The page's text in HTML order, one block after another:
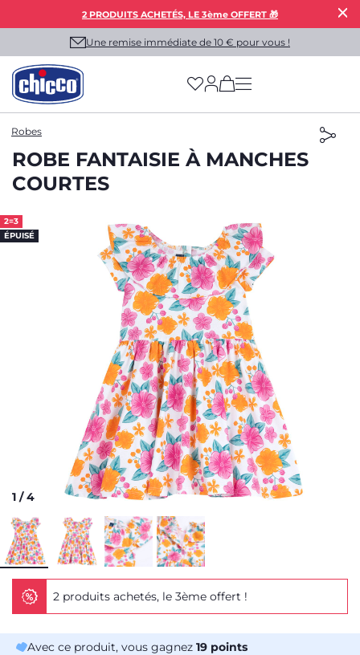
2 PRODUITS ACHETÉS, LE 3ème OFFERT 🎁
Une remise immédiate de 10 € pour vous !
(has more options
Robes
ROBE FANTAISIE À MANCHES
COURTES
2=3
ÉPUISÉ
1 /4
2 produits achetés, le 3ème offert !
Avec ce produit, vous gagnez 19 points